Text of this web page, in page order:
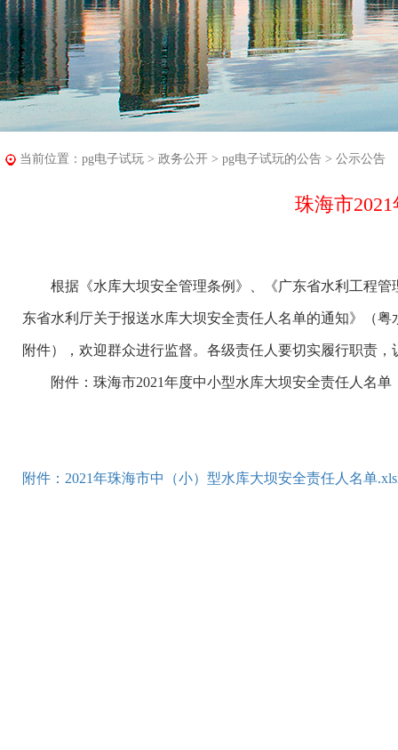
当前位置： pg电子试玩 > 政务公开 > pg电子试玩的公告 > 公示公告
珠海市
根据《水库大坝安全管理条例》、《广东省水利工程管
东省水利厅关于报送水库大坝安全责任人名单的通知》（
附件），欢迎群众进行监督。各级责任人要切实履行职责
附件：珠海市2021年度中小型水库大坝安全责任人名单
附件：2021年珠海市中（小）型水库大坝安全责任人名单